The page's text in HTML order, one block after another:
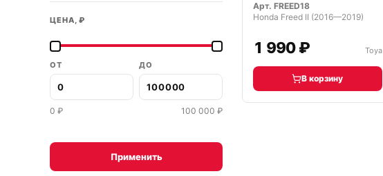
ЦЕНА, ₽
ОТ ДО
0 ₽ 100 000 ₽
Применить
Арт. FREED18
Honda Freed II (2016—2019)
1 990 ₽ Toya
В корзину